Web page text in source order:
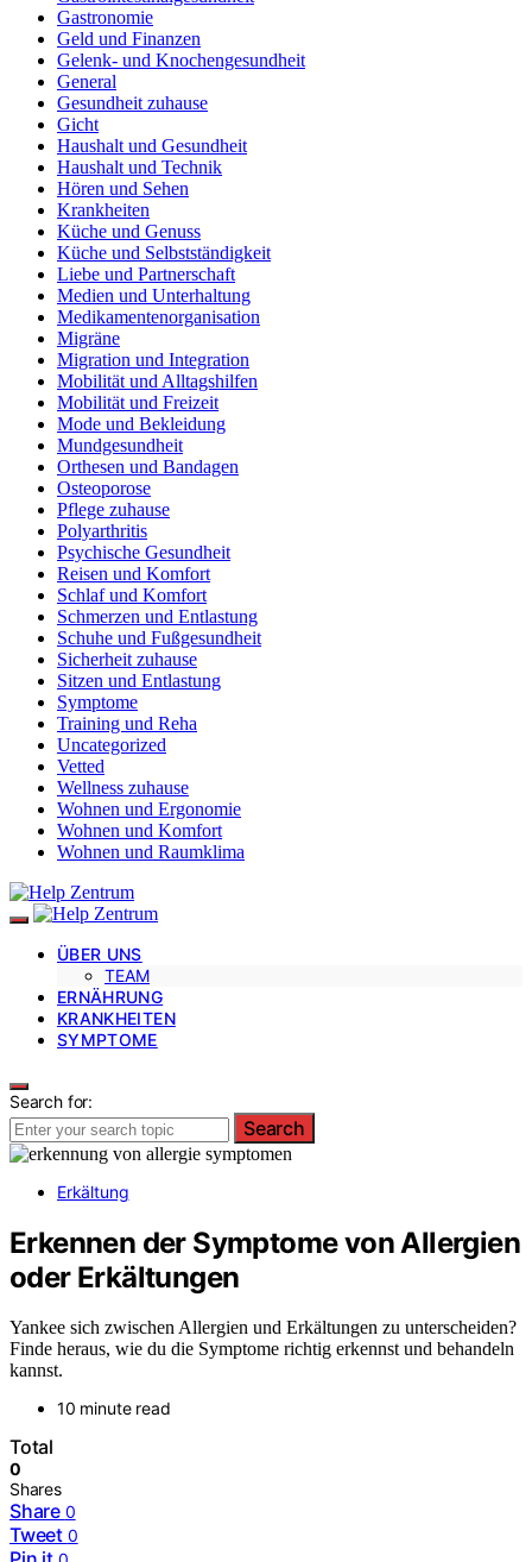
Gastronomie
Geld und Finanzen
Gelenk- und Knochengesundheit
General
Gesundheit zuhause
Gicht
Haushalt und Gesundheit
Haushalt und Technik
Hören und Sehen
Krankheiten
Küche und Genuss
Küche und Selbstständigkeit
Liebe und Partnerschaft
Medien und Unterhaltung
Medikamentenorganisation
Migräne
Migration und Integration
Mobilität und Alltagshilfen
Mobilität und Freizeit
Mode und Bekleidung
Mundgesundheit
Orthesen und Bandagen
Osteoporose
Pflege zuhause
Polyarthritis
Psychische Gesundheit
Reisen und Komfort
Schlaf und Komfort
Schmerzen und Entlastung
Schuhe und Fußgesundheit
Sicherheit zuhause
Sitzen und Entlastung
Symptome
Training und Reha
Uncategorized
Vetted
Wellness zuhause
Wohnen und Ergonomie
Wohnen und Komfort
Wohnen und Raumklima
ÜBER UNS
TEAM
ERNÄHRUNG
KRANKHEITEN
SYMPTOME
Search for:
Search
Erkältung
Erkennen der Symptome von Allergien
oder Erkältungen
Yankee sich zwischen Allergien und Erkältungen zu unterscheiden?
Finde heraus, wie du die Symptome richtig erkennst und behandeln
kannst.
10 minute read
Total
0
Shares
Share 0
Tweet 0